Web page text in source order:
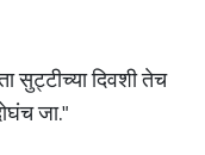
सुट्टीच्या दिवशी तेच
जा."